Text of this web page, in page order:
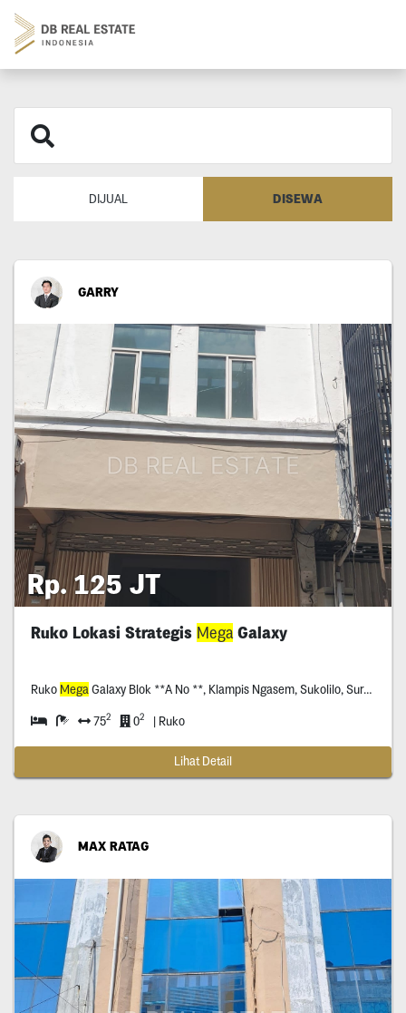
DIJUAL DISEWA
GARRY
Rp. 125 JT
Ruko Lokasi Strategis MegaGalaxy
Ruko Mega Galaxy Blok **A No **, Klampis Ngasem, Sukolilo, Surabaya
752 02 | Ruko
Lihat Detail
MAX RATAG